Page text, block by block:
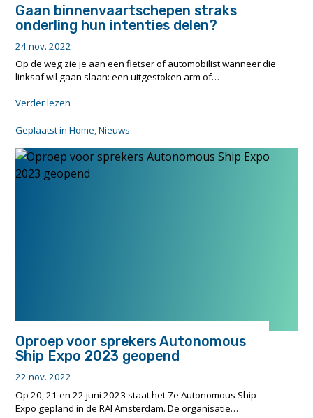
Gaan binnenvaartschepen straks
onderling hun intenties delen?
24 nov. 2022
Op de weg zie je aan een fietser of automobilist wanneer die
linksaf wil gaan slaan: een uitgestoken arm of…
Verder lezen
straks
onderling
hun
intenties
delen?"
Geplaatst inHome ,Nieuws
Oproep voor sprekers Autonomous
Ship Expo 2023 geopend
22 nov. 2022
Op 20, 21 en 22 juni 2023 staat het 7e Autonomous Ship
Expo gepland in de RAI Amsterdam. De organisatie…